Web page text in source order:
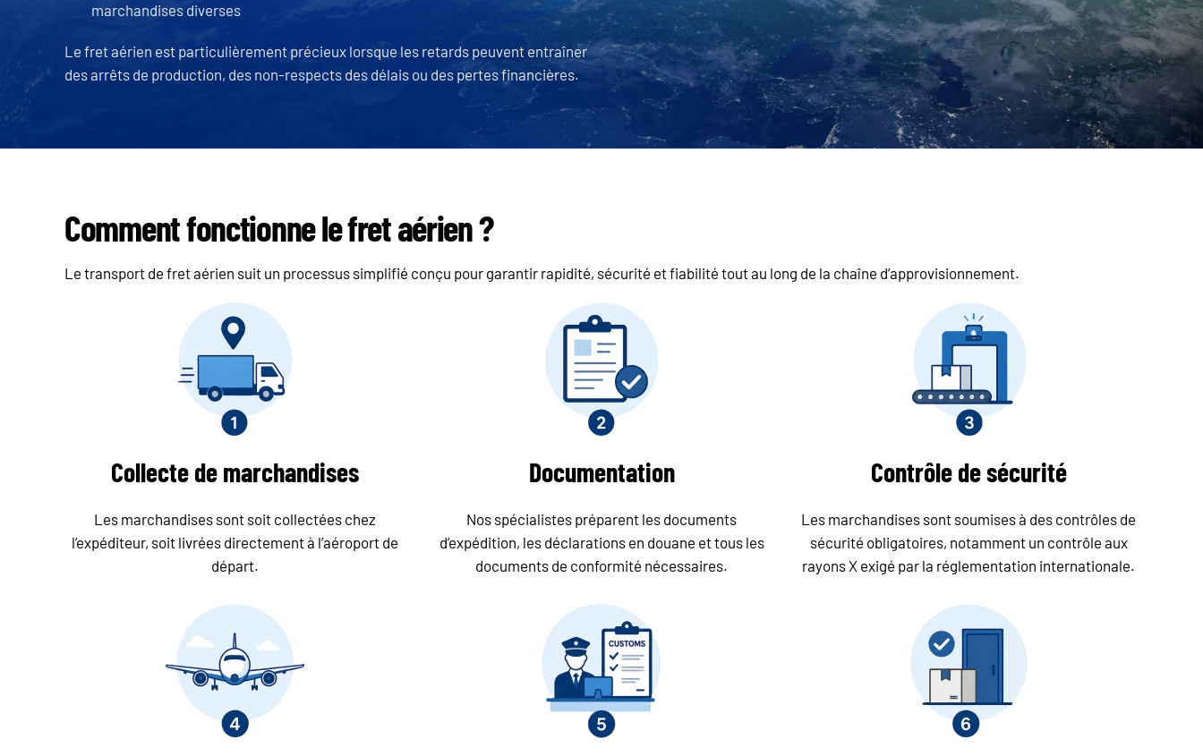
marchandises diverses
Le fret aérien est particulièrement précieux lorsque les retards peuvent entraîner
des arrêts de production, des non-respects des délais ou des pertes financières.
Comment fonctionne le fret aérien ?
Le transport de fret aérien suit un processus simplifié conçu pour garantir rapidité, sécurité et fiabilité tout au long de la chaîne d’approvisionnement.
Collecte de marchandises
Les marchandises sont soit collectées chez
l’expéditeur, soit livrées directement à l’aéroport de
départ.
Documentation
Nos spécialistes préparent les documents
d’expédition, les déclarations en douane et tous les
documents de conformité nécessaires.
Contrôle de sécurité
Les marchandises sont soumises à des contrôles de
sécurité obligatoires, notamment un contrôle aux
rayons X exigé par la réglementation internationale.